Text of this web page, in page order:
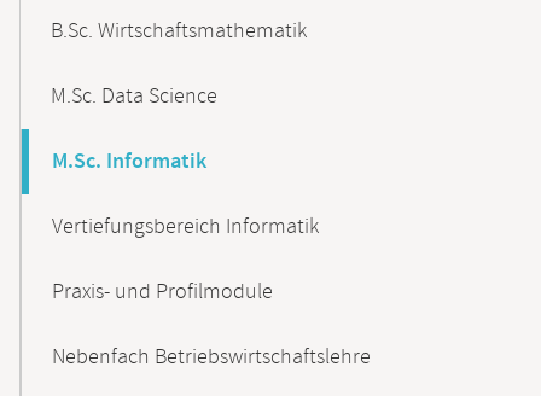
B.Sc. Wirtschaftsmathematik
M.Sc. Data Science
M.Sc. Informatik
Vertiefungsbereich Informatik
Praxis- und Profilmodule
Nebenfach Betriebswirtschaftslehre